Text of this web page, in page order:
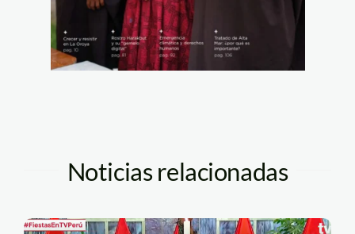
Noticias relacionadas